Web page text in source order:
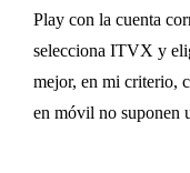
Play con la cuenta
selecciona ITVX y
mejor, en mi criterio,
en móvil no suponen